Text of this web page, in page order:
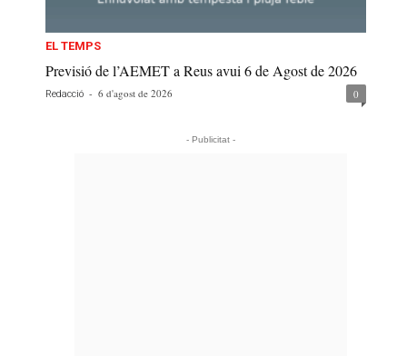
EL TEMPS
Previsió de l’AEMET a Reus avui 6 de Agost de 2026
Redacció - 6 d'agost de 2026 0
- Publicitat -